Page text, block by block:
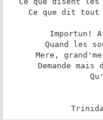
Ce que dit
Importun!
Quand les
Mere,
Demande